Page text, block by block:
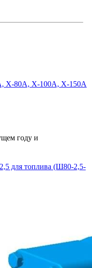
Х-80А, Х-100А, Х-150А
году и
для топлива (Ш80-2,5-